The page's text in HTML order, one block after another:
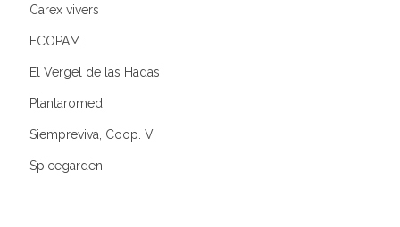
Carex vivers
ECOPAM
El Vergel de las Hadas
Plantaromed
Siempreviva, Coop. V.
Spicegarden